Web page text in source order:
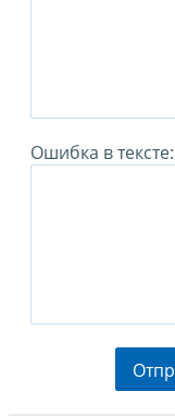
Ошибка в тексте: